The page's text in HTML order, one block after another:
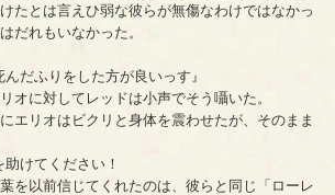
たとは言えひ弱な彼らが無傷なわけではなかっ
だれもいなかった。
だふりをした方が良いっす』
オに対してレッドは小声でそう囁いた。
エリオはビクリと身体を震わせたが、そのまま
けてください！
を以前信じてくれたのは、彼らと同じ「ローレ